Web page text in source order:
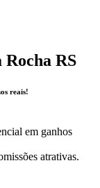
RS
reais!
em ganhos
atrativas.